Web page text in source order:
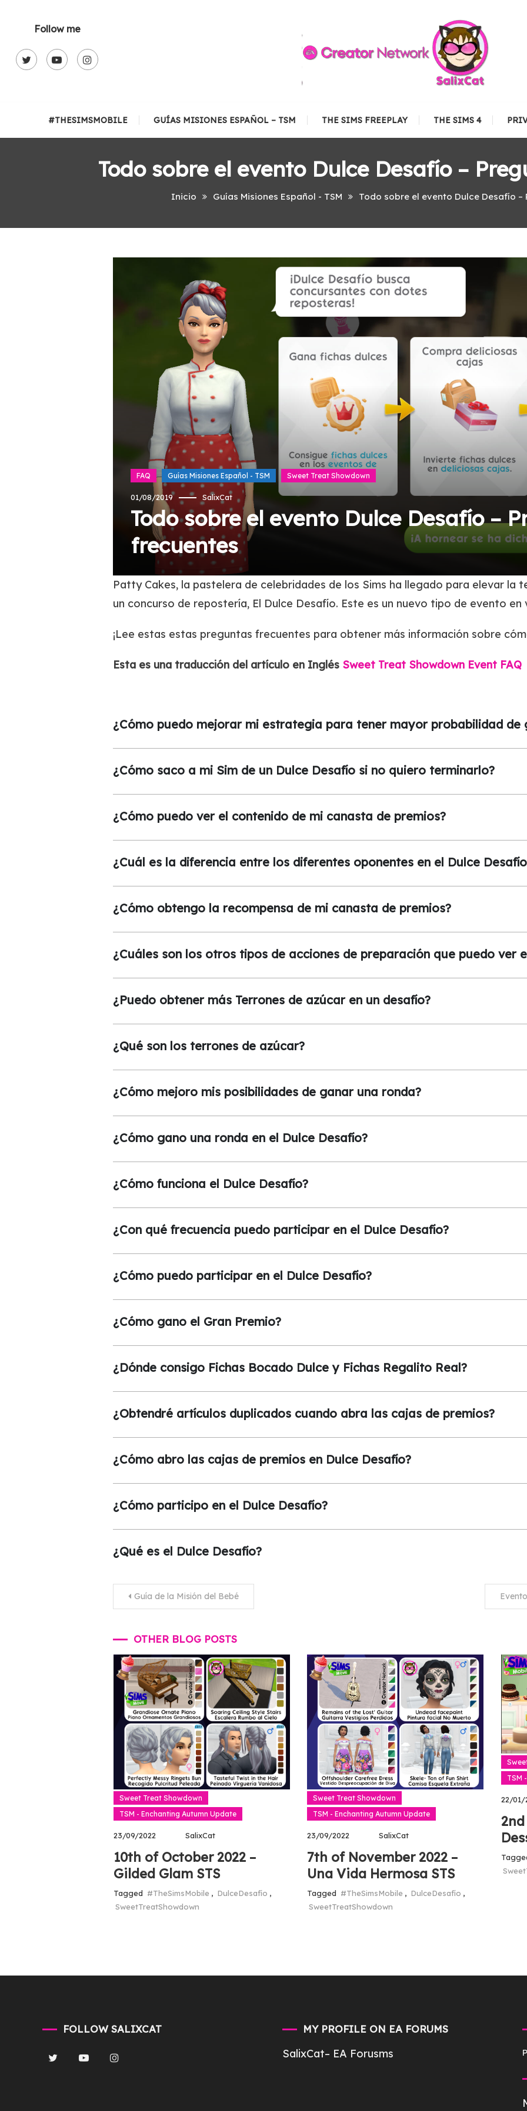
Follow me
#THESIMSMOBILE GUÍAS MISIONES ESPAÑOL – TSM THE SIMS FREEPLAY THE SIMS 4
Todo sobre el evento Dulce Desafío –
Inicio Guías Misiones Español - TSM Todo sobre el evento Dulce Desafío
FAQ Guías Misiones Español - TSM Sweet Treat Showdown
01/08/2019 SalixCat
Todo sobre el evento Dulce Desafío –
frecuentes
Patty Cakes, la pastelera de celebridades de los Sims ha llegado para elevar la
un concurso de repostería, El Dulce Desafío. Este es un nuevo tipo de evento en
¡Lee estas estas preguntas frecuentes para obtener más información sobre
Esta es una traducción del artículo en Inglés Sweet Treat Showdown Event FAQ
¿Cómo puedo mejorar mi estrategia para tener mayor probabilidad de
¿Cómo saco a mi Sim de un Dulce Desafío si no quiero terminarlo?
¿Cómo puedo ver el contenido de mi canasta de premios?
¿Cuál es la diferencia entre los diferentes oponentes en el Dulce
¿Cómo obtengo la recompensa de mi canasta de premios?
¿Cuáles son los otros tipos de acciones de preparación que puedo ver
¿Puedo obtener más Terrones de azúcar en un desafío?
¿Qué son los terrones de azúcar?
¿Cómo mejoro mis posibilidades de ganar una ronda?
¿Cómo gano una ronda en el Dulce Desafío?
¿Cómo funciona el Dulce Desafío?
¿Con qué frecuencia puedo participar en el Dulce Desafío?
¿Cómo puedo participar en el Dulce Desafío?
¿Cómo gano el Gran Premio?
¿Dónde consigo Fichas Bocado Dulce y Fichas Regalito Real?
¿Obtendré artículos duplicados cuando abra las cajas de premios?
¿Cómo abro las cajas de premios en Dulce Desafío?
¿Cómo participo en el Dulce Desafío?
¿Qué es el Dulce Desafío?
Post
navigation
Guía de la Misión del Bebé
OTHER BLOG POSTS
Sweet Treat Showdown
TSM - Enchanting Autumn Update
23/09/2022 SalixCat
10th of October 2022 –
Gilded Glam STS
Tagged #TheSimsMobile , DulceDesafío ,
SweetTreatShowdown
Sweet Treat Showdown
TSM - Enchanting Autumn Update
23/09/2022 SalixCat
7th of November 2022 –
Una Vida Hermosa STS
Tagged #TheSimsMobile , DulceDesafío ,
SweetTreatShowdown
TSM
22/01/
FOLLOW SALIXCAT MY PROFILE ON EA FORUMS
SalixCat– EA Forusms